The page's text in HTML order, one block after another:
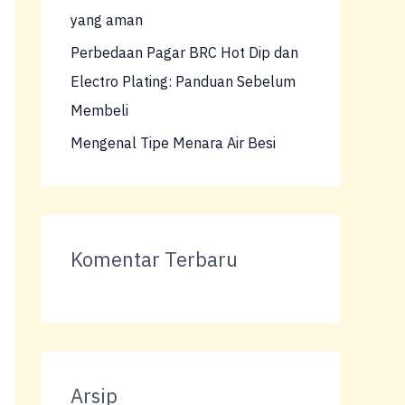
yang aman
Perbedaan Pagar BRC Hot Dip dan
Electro Plating: Panduan Sebelum
Membeli
Mengenal Tipe Menara Air Besi
Komentar Terbaru
Arsip